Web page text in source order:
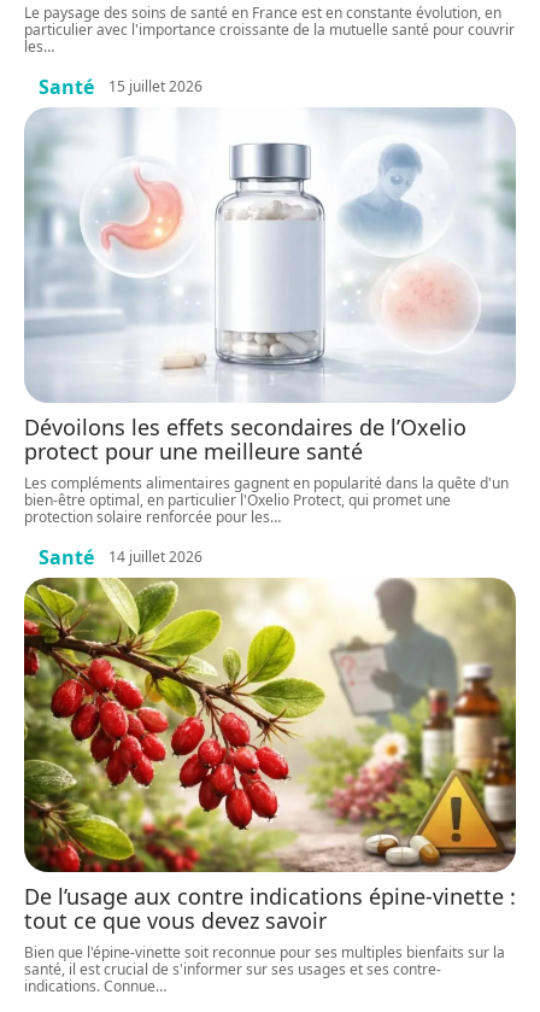
Le paysage des soins de santé en France est en constante évolution, en
particulier avec l'importance croissante de la mutuelle santé pour couvrir
les…
Santé 15 juillet 2026
Dévoilons les effets secondaires de l’Oxelio
protect pour une meilleure santé
Les compléments alimentaires gagnent en popularité dans la quête d'un
bien-être optimal, en particulier l'Oxelio Protect, qui promet une
protection solaire renforcée pour les…
Santé 14 juillet 2026
De l’usage aux contre indications épine-vinette :
tout ce que vous devez savoir
Bien que l'épine-vinette soit reconnue pour ses multiples bienfaits sur la
santé, il est crucial de s'informer sur ses usages et ses contre-
indications. Connue…